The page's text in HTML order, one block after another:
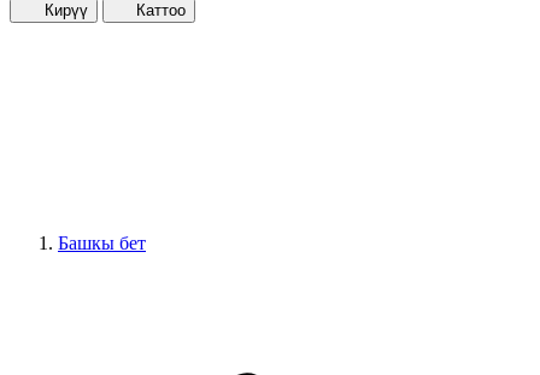
Кирүү Каттоо
Башкы бет